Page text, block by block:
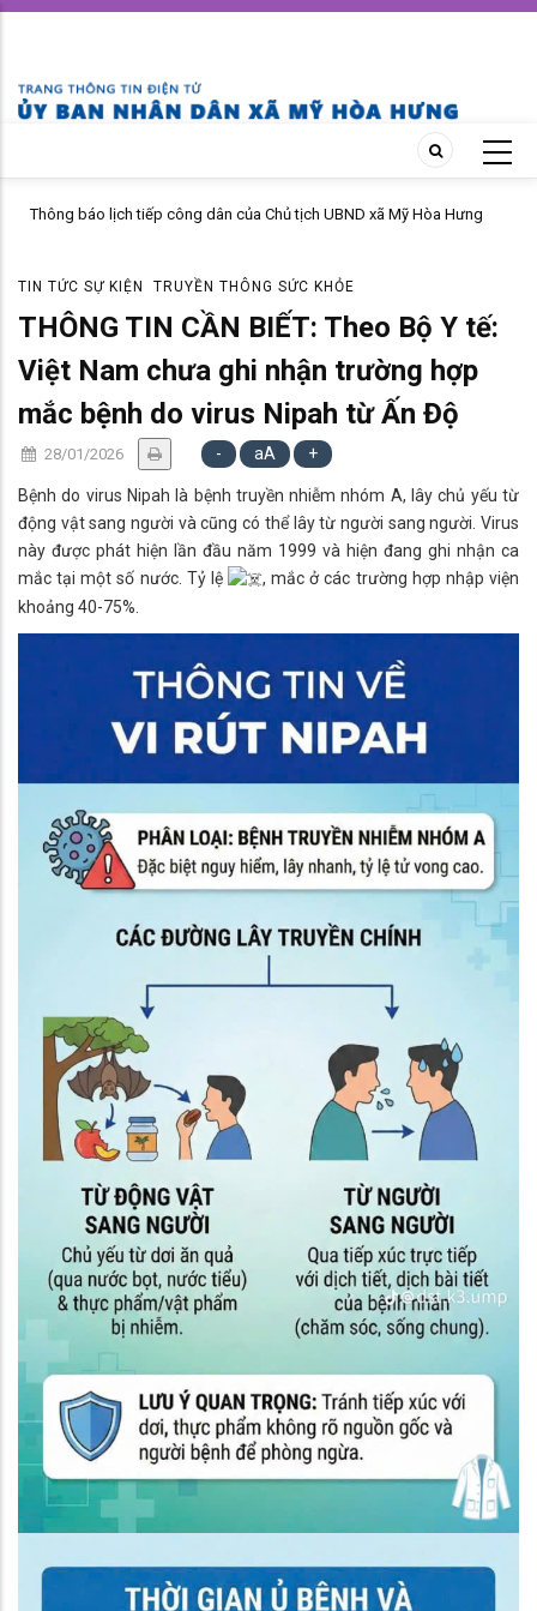
Skip
content
Thông báo lịch tiếp công dân của Chủ tịch UBND xã Mỹ Hòa Hưng
TIN TỨC SỰ KIỆN TRUYỀN THÔNG SỨC KHỎE
THÔNG TIN CẦN BIẾT: Theo Bộ Y tế:
Việt Nam chưa ghi nhận trường hợp
mắc bệnh do virus Nipah từ Ấn Độ
28/01/2026 - aA +
Bệnh do virus Nipah là bệnh truyền nhiễm nhóm A, lây chủ yếu từ
động vật sang người và cũng có thể lây từ người sang người. Virus
này được phát hiện lần đầu năm 1999 và hiện đang ghi nhận ca
mắc tại một số nước. Tỷ lệ
, mắc ở các trường hợp nhập viện
khoảng 40-75%.